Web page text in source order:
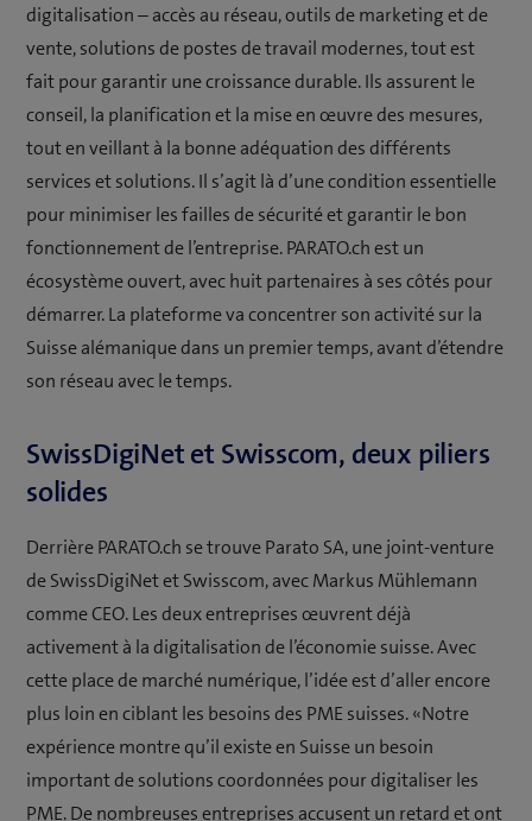
digitalisation – accès au réseau, outils de marketing et de
vente, solutions de postes de travail modernes, tout est
fait pour garantir une croissance durable. Ils assurent le
conseil, la planification et la mise en œuvre des mesures,
tout en veillant à la bonne adéquation des différents
services et solutions. Il s’agit là d’une condition essentielle
pour minimiser les failles de sécurité et garantir le bon
fonctionnement de l’entreprise. PARATO.ch est un
écosystème ouvert, avec huit partenaires à ses côtés pour
démarrer. La plateforme va concentrer son activité sur la
Suisse alémanique dans un premier temps, avant d’étendre
son réseau avec le temps.
SwissDigiNet et Swisscom, deux piliers
solides
Derrière PARATO.ch se trouve Parato SA, une joint-venture
de SwissDigiNet et Swisscom, avec Markus Mühlemann
comme CEO. Les deux entreprises œuvrent déjà
activement à la digitalisation de l’économie suisse. Avec
cette place de marché numérique, l’idée est d’aller encore
plus loin en ciblant les besoins des PME suisses. «Notre
expérience montre qu’il existe en Suisse un besoin
important de solutions coordonnées pour digitaliser les
PME. De nombreuses entreprises accusent un retard et ont